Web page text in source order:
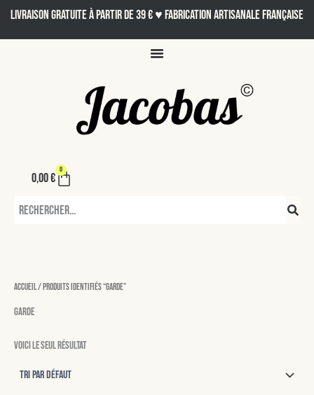
Aller
contenu
LIVRAISON GRATUITE À PARTIR DE 39 € ♥ Fabrication artisanale française
0,00€
0
Panier
Accueil/ Produits identifiés “garde”
garde
Voici le seul résultat